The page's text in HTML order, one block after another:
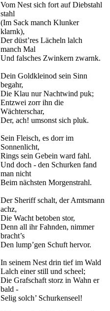
Vom Nest sich fort auf Diebstahl
stahl
(Im Sack manch Klunker
klarnk),
Der düst’res Lächeln lalch
manch Mal
Und falsches Zwinkern zwarnk.
Dein Goldkleinod sein Sinn
begahr,
Die Klau nur Nachtwind puk;
Entzwei zorr ihn die
Wächterschar,
Der, ach! umsonst sich pluk.
Sein Fleisch, es dorr im
Sonnenlicht,
Rings sein Gebein ward fahl.
Und doch - den Schurken fand
man nicht
Beim nächsten Morgenstrahl.
Der Sheriff schalt, der Amtsmann
achz,
Die Wacht betoben stor,
Denn all ihr Fahnden, nimmer
bracht’s
Den lump’gen Schuft hervor.
In seinem Nest drin tief im Wald
Lalch einer still und scheel;
Die Grafschaft storz in Wahn er
bald -
Selig solch’ Schurkenseel!